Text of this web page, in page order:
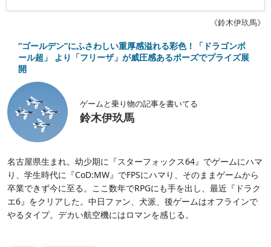
《鈴木伊玖馬》
“ゴールデン”にふさわしい重厚感溢れる彩色！「ドラゴンボ
ール超」 より「フリーザ」が威圧感あるポーズでプライズ展
開
ゲームと乗り物の記事を書いてる
鈴木伊玖馬
名古屋県生まれ。幼少期に『スターフォックス64』でゲームにハマ
り、学生時代に『CoD:MW』でFPSにハマり、そのままゲームから
卒業できず今に至る。ここ数年でRPGにも手を出し、最近『ドラク
エ6』をクリアした。中日ファン、犬派、後ゲームはオフラインで
やるタイプ。デカい航空機にはロマンを感じる。